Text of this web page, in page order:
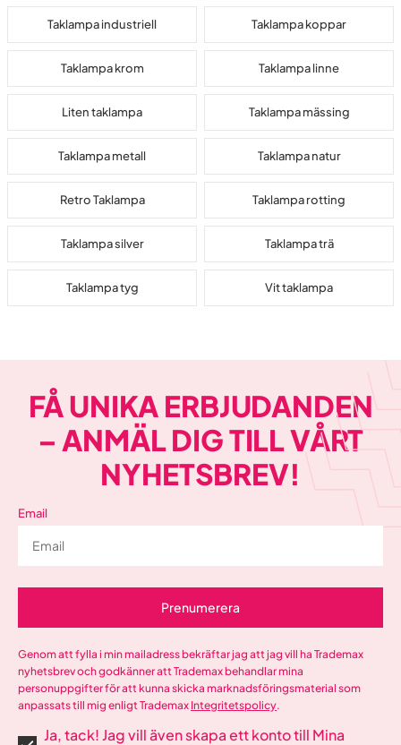
Taklampa industriell Taklampa koppar
Taklampa krom Taklampa linne
Liten taklampa Taklampa mässing
Taklampa metall Taklampa natur
Retro Taklampa Taklampa rotting
Taklampa silver Taklampa trä
Taklampa tyg Vit taklampa
FÅ UNIKA ERBJUDANDEN
– ANMÄL DIG TILL VÅRT
NYHETSBREV!
Email
Prenumerera
Genom att fylla i min mailadress bekräftar jag att jag vill ha Trademax
nyhetsbrev och godkänner att Trademax behandlar mina
personuppgifter för att kunna skicka marknadsföringsmaterial som
anpassats till mig enligt Trademax Integritetspolicy.
Ja, tack! Jag vill även skapa ett konto till Mina